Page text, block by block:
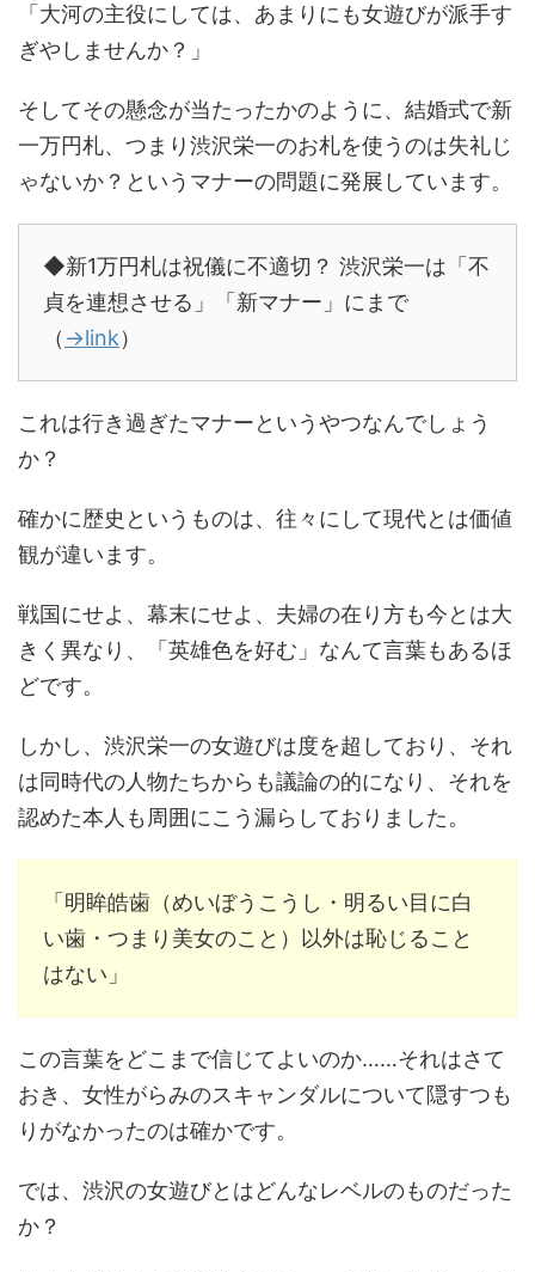
「大河の主役にしては、あまりにも女遊びが派手す
ぎやしませんか？」
そしてその懸念が当たったかのように、結婚式で新
一万円札、つまり渋沢栄一のお札を使うのは失礼じ
ゃないか？というマナーの問題に発展しています。
◆新1万円札は祝儀に不適切？ 渋沢栄一は「不
貞を連想させる」「新マナー」にまで
（ →link）
これは行き過ぎたマナーというやつなんでしょう
か？
確かに歴史というものは、往々にして現代とは価値
観が違います。
戦国にせよ、幕末にせよ、夫婦の在り方も今とは大
きく異なり、「英雄色を好む」なんて言葉もあるほ
どです。
しかし、渋沢栄一の女遊びは度を超しており、それ
は同時代の人物たちからも議論の的になり、それを
認めた本人も周囲にこう漏らしておりました。
「明眸皓歯（めいぼうこうし・明るい目に白
い歯・つまり美女のこと）以外は恥じること
はない」
この言葉をどこまで信じてよいのか……それはさて
おき、女性がらみのスキャンダルについて隠すつも
りがなかったのは確かです。
では、渋沢の女遊びとはどんなレベルのものだった
か？